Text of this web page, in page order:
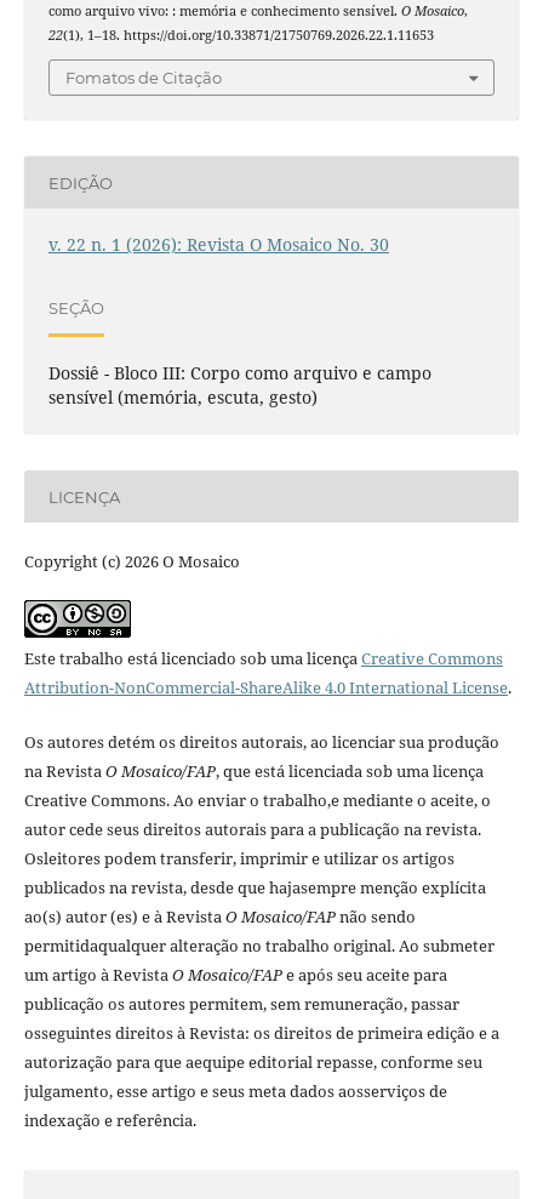
como arquivo vivo: : memória e conhecimento sensível. O Mosaico,
22(1), 1–18. https://doi.org/10.33871/21750769.2026.22.1.11653
Fomatos de Citação
EDIÇÃO
v. 22 n. 1 (2026): Revista O Mosaico No. 30
SEÇÃO
Dossiê - Bloco III: Corpo como arquivo e campo
sensível (memória, escuta, gesto)
LICENÇA
Copyright (c) 2026 O Mosaico
Este trabalho está licenciado sob uma licençaCreative Commons
Attribution-NonCommercial-ShareAlike 4.0 International License.
Os autores detém os direitos autorais, ao licenciar sua produção
na Revista O Mosaico/FAP, que está licenciada sob uma licença
Creative Commons. Ao enviar o trabalho,e mediante o aceite, o
autor cede seus direitos autorais para a publicação na revista.
Osleitores podem transferir, imprimir e utilizar os artigos
publicados na revista, desde que hajasempre menção explí­cita
ao(s) autor (es) e à Revista O Mosaico/FAPnão sendo
permitidaqualquer alteração no trabalho original. Ao submeter
um artigo à Revista O Mosaico/FAPe após seu aceite para
publicação os autores permitem, sem remuneração, passar
osseguintes direitos à Revista: os direitos de primeira edição e a
autorização para que aequipe editorial repasse, conforme seu
julgamento, esse artigo e seus meta dados aosserviços de
indexação e referência.